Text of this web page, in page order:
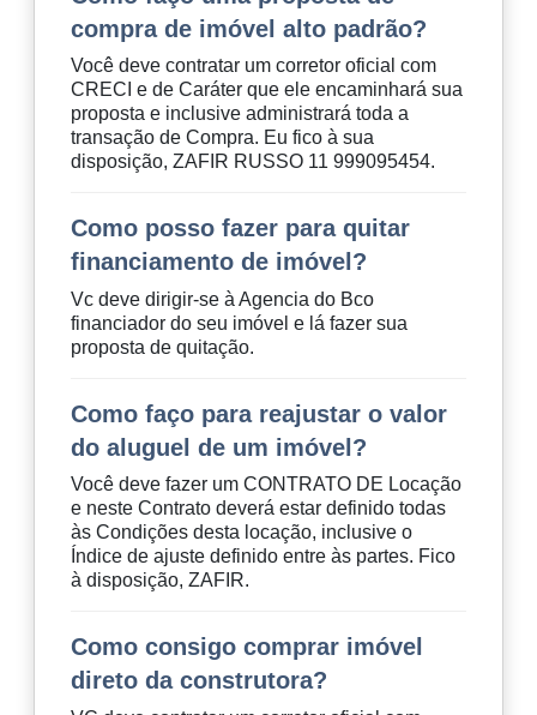
compra de imóvel alto padrão?
Você deve contratar um corretor oficial com
CRECI e de Caráter que ele encaminhará sua
proposta e inclusive administrará toda a
transação de Compra. Eu fico à sua
disposição, ZAFIR RUSSO 11 999095454.
Como posso fazer para quitar
financiamento de imóvel?
Vc deve dirigir-se à Agencia do Bco
financiador do seu imóvel e lá fazer sua
proposta de quitação.
Como faço para reajustar o valor
do aluguel de um imóvel?
Você deve fazer um CONTRATO DE Locação
e neste Contrato deverá estar definido todas
às Condições desta locação, inclusive o
Índice de ajuste definido entre às partes. Fico
à disposição, ZAFIR.
Como consigo comprar imóvel
direto da construtora?